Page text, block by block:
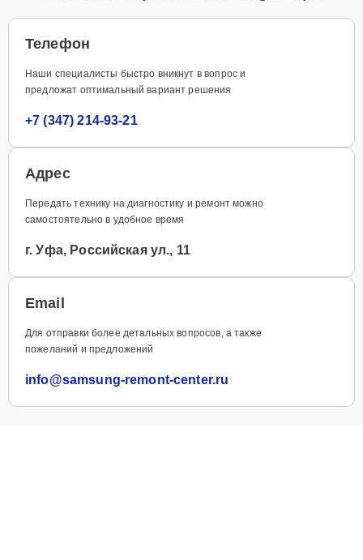
Телефон
Наши специалисты быстро вникнут в вопрос и
предложат оптимальный вариант решения
+7 (347) 214-93-21
Адрес
Передать технику на диагностику и ремонт можно
самостоятельно в удобное время
г. Уфа, Российская ул., 11
Email
Для отправки более детальных вопросов, а также
пожеланий и предложений
info@samsung-remont-center.ru